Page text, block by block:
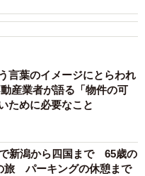
言葉のイメージにとらわれ
産業者が語る「物件の可
ために必要なこと
新潟から四国まで 65歳の
旅 パーキングの休憩まで